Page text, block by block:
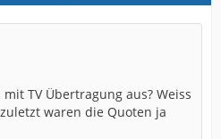
TV Übertragung aus? Weiss
waren die Quoten ja